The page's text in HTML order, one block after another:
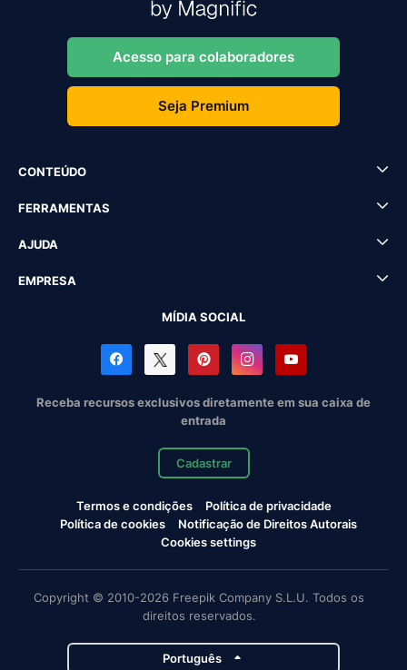
Acesso para colaboradores
Seja Premium
CONTEÚDO
FERRAMENTAS
AJUDA
EMPRESA
MÍDIA SOCIAL
Receba recursos exclusivos diretamente em sua caixa de
entrada
Cadastrar
Termos e condições
Política de privacidade
Política de cookies
Notificação de Direitos Autorais
Cookies settings
Copyright © 2010-2026 Freepik Company S.L.U. Todos os
direitos reservados.
Português